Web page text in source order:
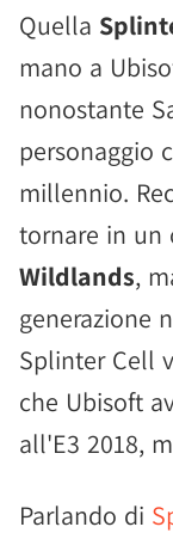
Quella
mano a
nonostante
personaggio
millennio.
tornare in un
Wildlands,
generazione
Splinter Cell
che Ubisoft
all'E3 2018,
Parlando di